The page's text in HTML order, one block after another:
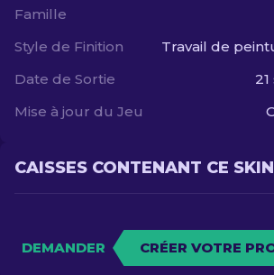
Famille
Style de Finition
Travail de
Date de Sortie
Mise à jour du Jeu
CAISSES CONTENANT CE SKIN
DEMANDER CRÉER VOTRE